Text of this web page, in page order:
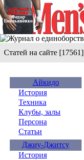
Статей на сайте [17561]
Айкидо
История
Техника
Клубы, залы
Персона
Статьи
Джиу-Джитсу
История